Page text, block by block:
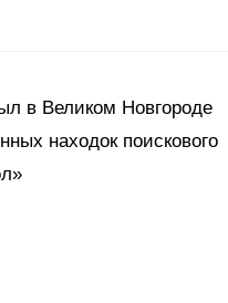
в Великом Новгороде
находок поискового